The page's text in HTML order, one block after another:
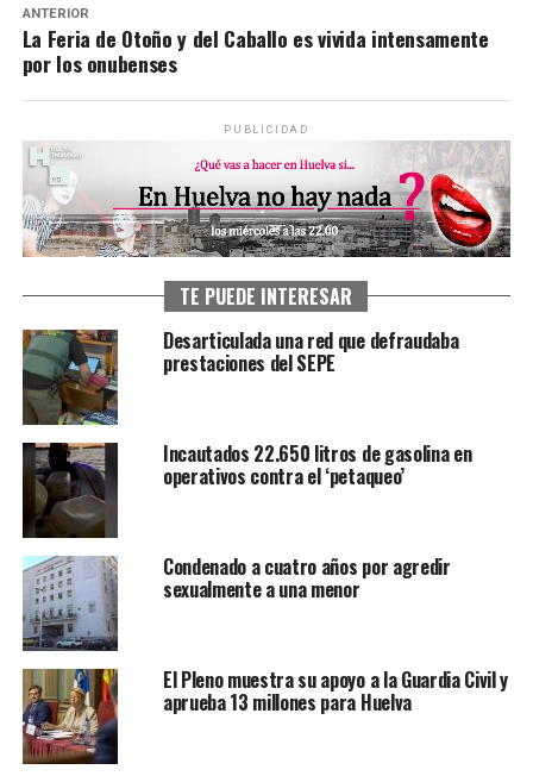
ANTERIOR
La Feria de Otoño y del Caballo es vivida intensamente
por los onubenses
PUBLICIDAD
TE PUEDE INTERESAR
Desarticulada una red que defraudaba
prestaciones del SEPE
Incautados 22.650 litros de gasolina en
operativos contra el ‘petaqueo’
Condenado a cuatro años por agredir
sexualmente a una menor
El Pleno muestra su apoyo a la Guardia Civil y
aprueba 13 millones para Huelva